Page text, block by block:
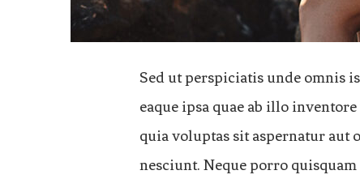
Sed ut perspiciatis unde omnis
eaque ipsa quae ab illo
quia voluptas sit aspernatur aut
nesciunt. Neque porro